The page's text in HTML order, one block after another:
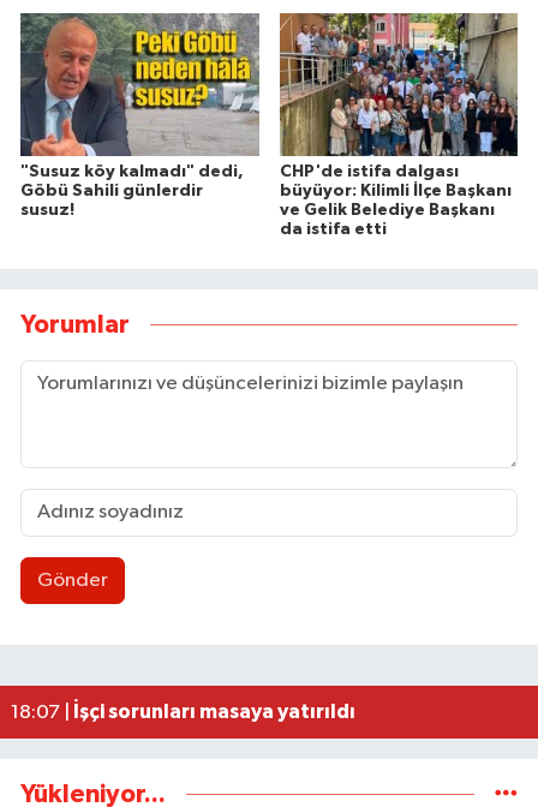
"Susuz köy kalmadı" dedi,
Göbü Sahili günlerdir
susuz!
CHP'de istifa dalgası
büyüyor: Kilimli İlçe Başkanı
ve Gelik Belediye Başkanı
da istifa etti
Yorumlar
Gönder
18:07 |
İşçi sorunları masaya yatırıldı
Yükleniyor...